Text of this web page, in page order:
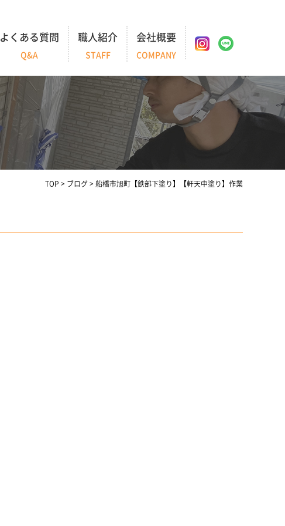
よくある質問
Q&A
職人紹介
STAFF
会社概要
COMPANY
TOP > ブログ > 船橋市旭町【鉄部下塗り】【軒天中塗り】作業